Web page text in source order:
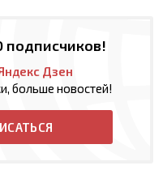
подписчиков!
Дзен
больше новостей!